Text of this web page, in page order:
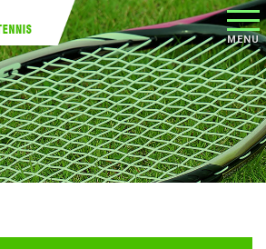
メニ
ュー
MENU